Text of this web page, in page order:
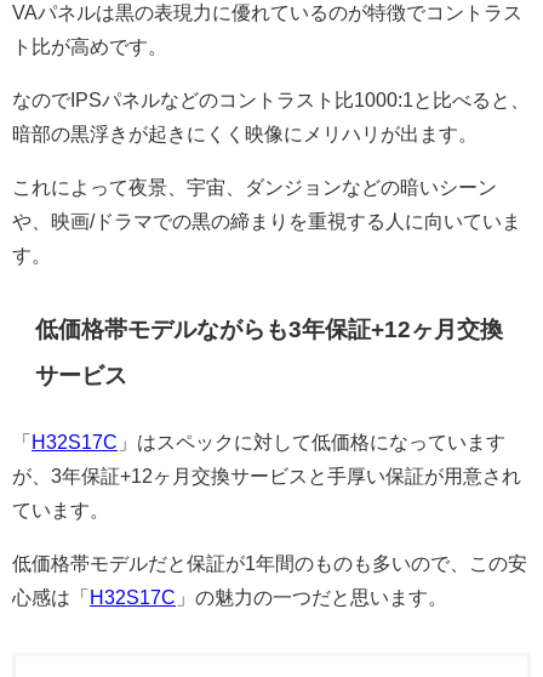
VAパネルは黒の表現力に優れているのが特徴でコントラス
ト比が高めです。
なのでIPSパネルなどのコントラスト比1000:1と比べると、
暗部の黒浮きが起きにくく映像にメリハリが出ます。
これによって夜景、宇宙、ダンジョンなどの暗いシーン
や、映画/ドラマでの黒の締まりを重視する人に向いていま
す。
低価格帯モデルながらも3年保証+12ヶ月交換
サービス
「 H32S17C 」はスペックに対して低価格になっています
が、3年保証+12ヶ月交換サービスと手厚い保証が用意され
ています。
低価格帯モデルだと保証が1年間のものも多いので、この安
心感は「 H32S17C 」の魅力の一つだと思います。